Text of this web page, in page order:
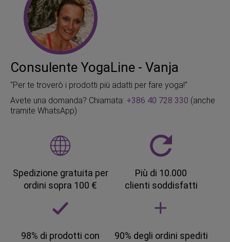
Consulente YogaLine - Vanja
"Per te troverò i prodotti più adatti per fare yoga!"
Avete una domanda? Chiamata: +386 40 728 330 (anche
tramite WhatsApp)
Spedizione gratuita per
ordini sopra 100 €
Più di 10.000
clienti soddisfatti
98% di prodotti con
90% degli ordini spediti